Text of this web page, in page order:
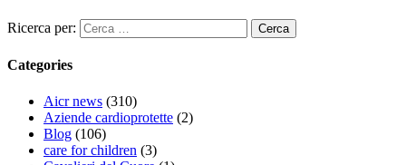
Ricerca per:
Categories
Aicr news (310)
Aziende cardioprotette (2)
Blog (106)
care for children (3)